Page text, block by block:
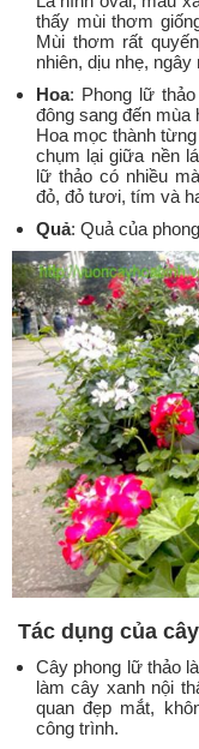
thấy mùi thơm
Mùi thơm rất
nhiên, dịu nhẹ, ngây
Hoa: Phong lữ
đông sang đến mùa
Hoa mọc thành
chụm lại giữa nền
lữ thảo có nhiều
đỏ, đỏ tươi, tím và
Quả: Quả của
Tác dụng của
Cây phong lữ thảo
làm cây xanh nội
quan đẹp mắt,
công trình.